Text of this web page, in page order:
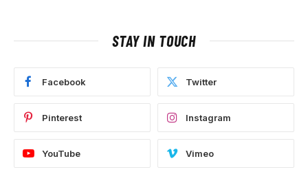
STAY IN TOUCH
Facebook Twitter
Pinterest Instagram
YouTube Vimeo